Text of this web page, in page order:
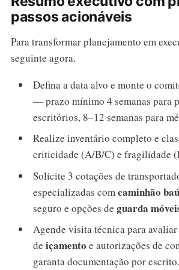
passos acionáveis
Para transformar planejamento em
seguinte agora.
Defina a data alvo e monte o
— prazo mínimo 4 semanas para
escritórios, 8–12 semanas para
Realize inventário completo e
criticidade (A/B/C) e fragilidade
Solicite 3 cotações de
especializadas comcaminhão baú
seguro e opções deguarda
Agende visita técnica para avaliar
deiçamento e autorizações de
garanta documentação por escrito.